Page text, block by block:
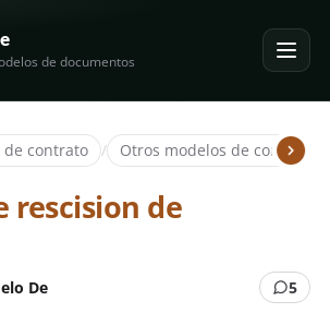
de documentos
de contrato / Otros modelos de contratos
rescision de
De 5